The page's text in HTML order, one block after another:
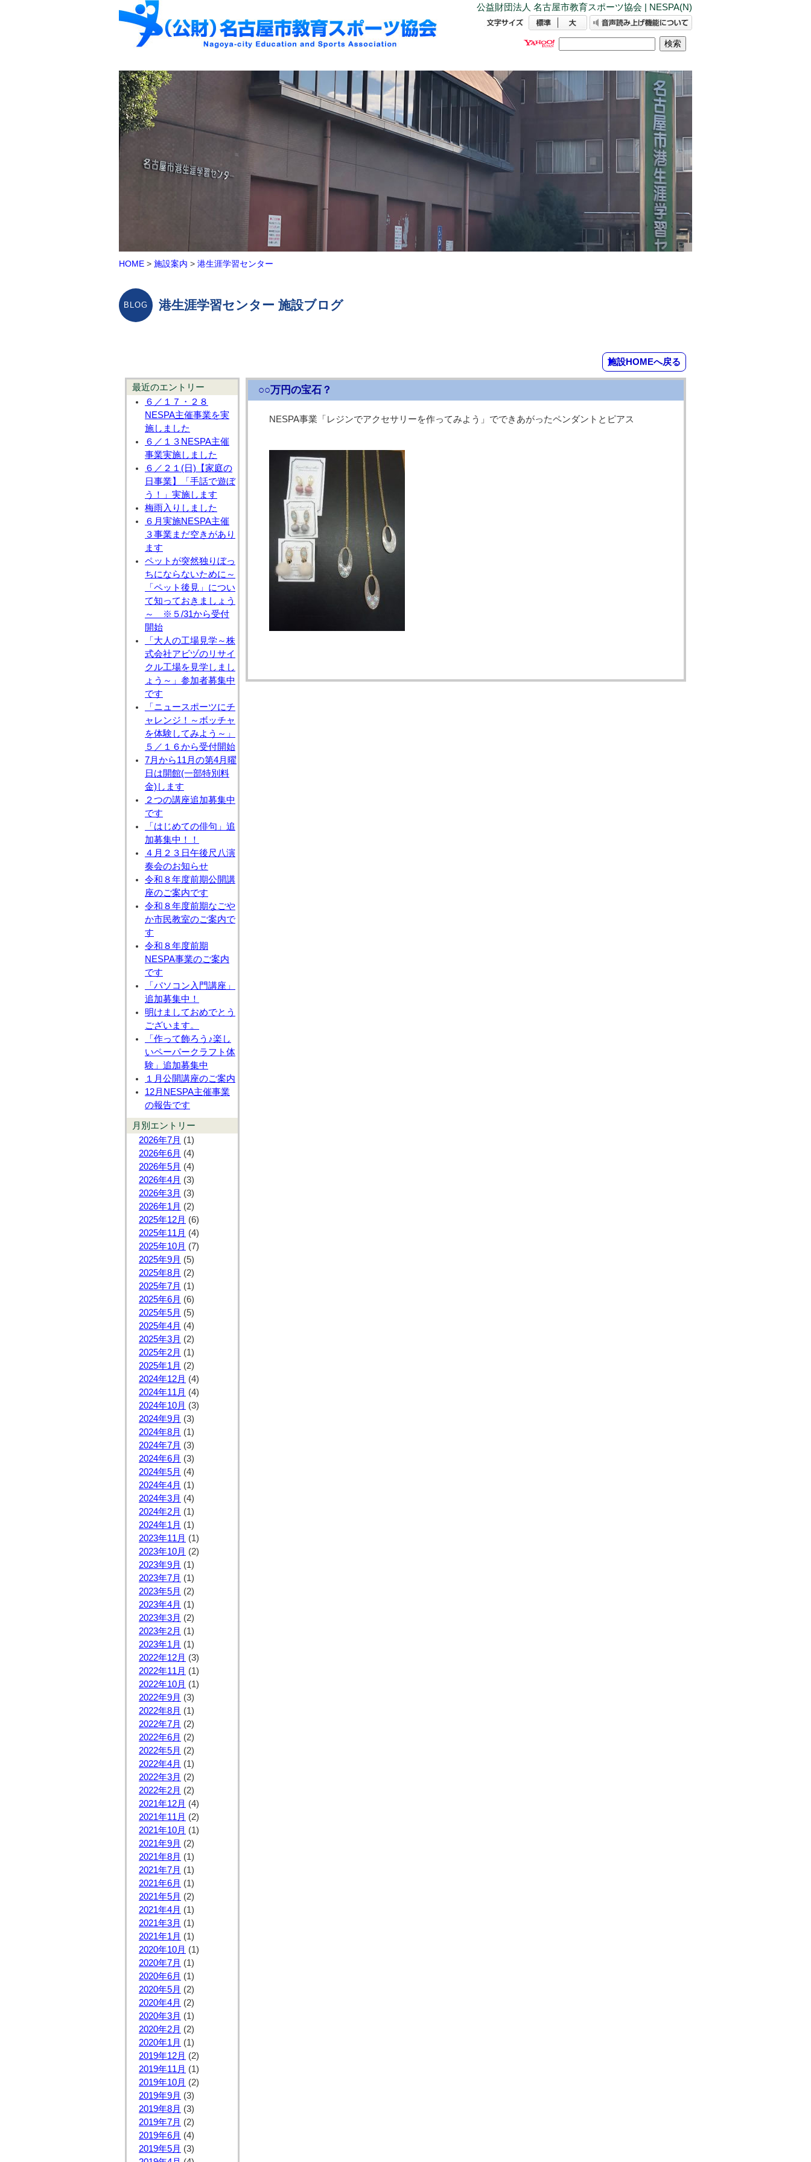
公益財団法人 名古屋市教育スポーツ協会 | NESPA(N)
HOME > 施設案内 > 港生涯学習センター
港生涯学習センター 施設ブログ
施設HOMEへ戻る
最近のエントリー
６／１７・２８
NESPA主催事業を実
施しました
６／１３NESPA主催
事業実施しました
６／２１(日)【家庭の
日事業】「手話で遊ぼ
う！」実施します
梅雨入りしました
６月実施NESPA主催
３事業まだ空きがあり
ます
ペットが突然独りぼっ
ちにならないために～
「ペット後見」につい
て知っておきましょう
～ ※５/31から受付
開始
「大人の工場見学～株
式会社アビヅのリサイ
クル工場を見学しまし
ょう～」参加者募集中
です
「ニュースポーツにチ
ャレンジ！～ボッチャ
を体験してみよう～」
５／１６から受付開始
7月から11月の第4月曜
日は開館(一部特別料
金)します
２つの講座追加募集中
です
「はじめての俳句」追
加募集中！！
４月２３日午後尺八演
奏会のお知らせ
令和８年度前期公開講
座のご案内です
令和８年度前期なごや
か市民教室のご案内で
す
令和８年度前期
NESPA事業のご案内
です
「パソコン入門講座」
追加募集中！
明けましておめでとう
ございます。
「作って飾ろう♪楽し
いペーパークラフト体
験」追加募集中
１月公開講座のご案内
12月NESPA主催事業
の報告です
月別エントリー
2026年7月 (1)
2026年6月 (4)
2026年5月 (4)
2026年4月 (3)
2026年3月 (3)
2026年1月 (2)
2025年12月 (6)
2025年11月 (4)
2025年10月 (7)
2025年9月 (5)
2025年8月 (2)
2025年7月 (1)
2025年6月 (6)
2025年5月 (5)
2025年4月 (4)
2025年3月 (2)
2025年2月 (1)
2025年1月 (2)
2024年12月 (4)
2024年11月 (4)
2024年10月 (3)
2024年9月 (3)
2024年8月 (1)
2024年7月 (3)
2024年6月 (3)
2024年5月 (4)
2024年4月 (1)
2024年3月 (4)
2024年2月 (1)
2024年1月 (1)
2023年11月 (1)
2023年10月 (2)
2023年9月 (1)
2023年7月 (1)
2023年5月 (2)
2023年4月 (1)
2023年3月 (2)
2023年2月 (1)
2023年1月 (1)
2022年12月 (3)
2022年11月 (1)
2022年10月 (1)
2022年9月 (3)
2022年8月 (1)
2022年7月 (2)
2022年6月 (2)
2022年5月 (2)
2022年4月 (1)
2022年3月 (2)
2022年2月 (2)
2021年12月 (4)
2021年11月 (2)
2021年10月 (1)
2021年9月 (2)
2021年8月 (1)
2021年7月 (1)
2021年6月 (1)
2021年5月 (2)
2021年4月 (1)
2021年3月 (1)
2021年1月 (1)
2020年10月 (1)
2020年7月 (1)
2020年6月 (1)
2020年5月 (2)
2020年4月 (2)
2020年3月 (1)
2020年2月 (2)
2020年1月 (1)
2019年12月 (2)
2019年11月 (1)
2019年10月 (2)
2019年9月 (3)
2019年8月 (3)
2019年7月 (2)
2019年6月 (4)
2019年5月 (3)
○○万円の宝石？
NESPA事業「レジンでアクセサリーを作ってみよう」でできあがったペンダントとピアス